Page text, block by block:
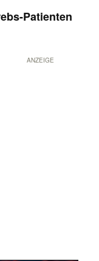
Patienten
ANZEIGE